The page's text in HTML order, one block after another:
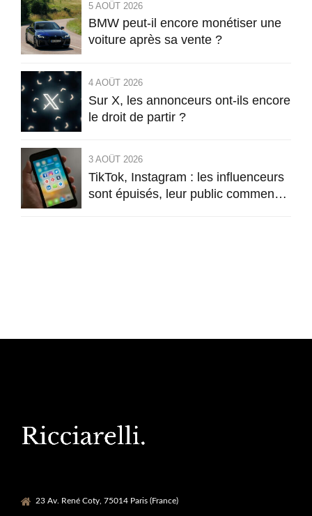
5 AOÛT 2026
BMW peut-il encore monétiser une
voiture après sa vente ?
4 AOÛT 2026
Sur X, les annonceurs ont-ils encore
le droit de partir ?
3 AOÛT 2026
TikTok, Instagram : les influenceurs
sont épuisés, leur public commence
23 Av. René Coty, 75014 Paris (France)